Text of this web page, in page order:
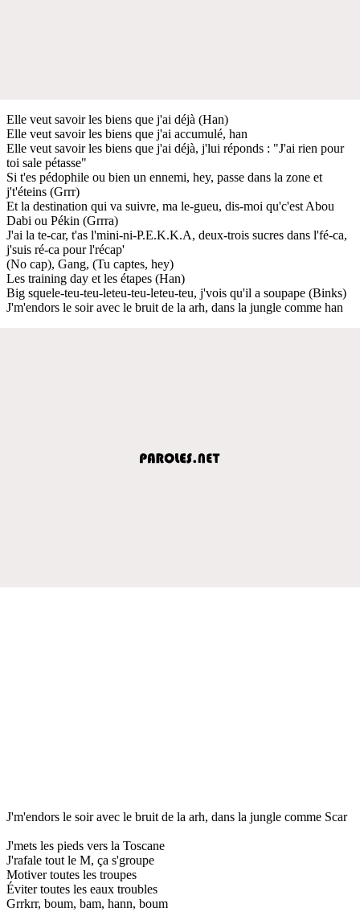
Elle veut savoir les biens que j'ai déjà (Han)
Elle veut savoir les biens que j'ai accumulé, han
Elle veut savoir les biens que j'ai déjà, j'lui réponds : "J'ai rien pour
toi sale pétasse"
Si t'es pédophile ou bien un ennemi, hey, passe dans la zone et
j't'éteins (Grrr)
Et la destination qui va suivre, ma le-gueu, dis-moi qu'c'est Abou
Dabi ou Pékin (Grrra)
J'ai la te-car, t'as l'mini-ni-P.E.K.K.A, deux-trois sucres dans l'fé-ca,
j'suis ré-ca pour l'récap'
(No cap), Gang, (Tu captes, hey)
Les training day et les étapes (Han)
Big squele-teu-teu-leteu-teu-leteu-teu, j'vois qu'il a soupape (Binks)
J'm'endors le soir avec le bruit de la arh, dans la jungle comme han
J'm'endors le soir avec le bruit de la arh, dans la jungle comme Scar
J'mets les pieds vers la Toscane
J'rafale tout le M, ça s'groupe
Motiver toutes les troupes
Éviter toutes les eaux troubles
Grrkrr, boum, bam, hann, boum